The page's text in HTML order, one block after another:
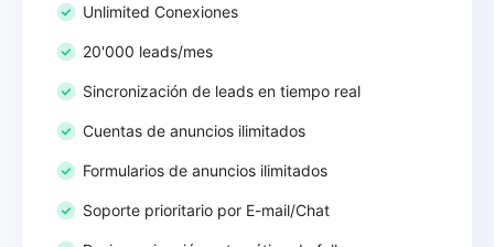
Unlimited Conexiones
20'000 leads/mes
Sincronización de leads en tiempo real
Cuentas de anuncios ilimitados
Formularios de anuncios ilimitados
Soporte prioritario por E-mail/Chat